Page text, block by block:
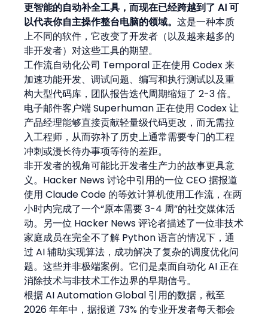
更智能的自动补全工具，而现在已经跨越到了 AI 可
以代表你自主操作整台电脑的领域。这是一种本质
上不同的软件，它改变了开发者（以及越来越多的
非开发者）对这些工具的期望。
工作流自动化公司 Temporal 正在使用 Codex 来
加速功能开发、调试问题、编写和执行测试以及重
构大型代码库，团队报告迭代周期缩短了 2-3 倍。
电子邮件客户端 Superhuman 正在使用 Codex 让
产品经理能够直接贡献轻量级代码更改，而无需拉
入工程师，从而弥补了历史上通常需要专门的工程
冲刺或漫长待办事项等待的差距。
非开发者的视角可能比开发者生产力的故事更具意
义。Hacker News 讨论中引用的一位 CEO 据报道
使用 Claude Code 的等效计算机使用工作流，在两
小时内完成了一个“原本需要 3-4 周”的社交媒体活
动。另一位 Hacker News 评论者描述了一位非技术
家庭成员在完全不了解 Python 语言的情况下，通
过 AI 辅助实现算法，成功解决了复杂的调度优化问
题。这些并非极端案例。它们是桌面自动化 AI 正在
消除技术与非技术工作边界的早期信号。
根据 AI Automation Global 引用的数据，截至
2026 年年中，据报道 73% 的专业开发者每天都会